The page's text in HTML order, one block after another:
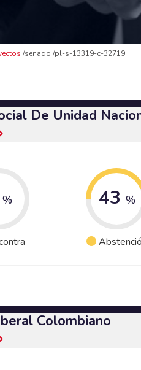
senado pl-s-13319-c-32719
De Unidad
% 43 %
Colombiano